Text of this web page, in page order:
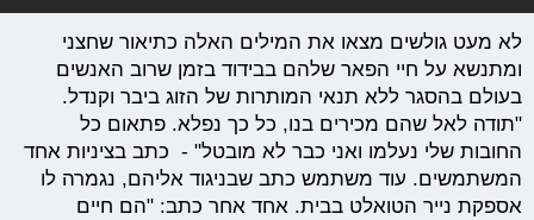
לא מעט גולשים מצאו את המילים האלה כתיאור שחצני
ומתנשא על חיי הפאר שלהם בבידוד בזמן שרוב האנשים
בעולם בהסגר ללא תנאי המותרות של הזוג ביבר וקנדל.
"תודה לאל שהם מכירים בנו, כל כך נפלא. פתאום כל
החובות שלי נעלמו ואני כבר לא מובטל" - כתב בציניות אחד
המשתמשים. עוד משתמש כתב שבניגוד אליהם, נגמרה לו
אספקת נייר הטואלט בבית. אחד אחר כתב: "הם חיים